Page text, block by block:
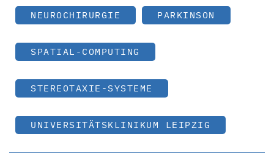
NEUROCHIRURGIE PARKINSON
SPATIAL-COMPUTING
STEREOTAXIE-SYSTEME
UNIVERSITÄTSKLINIKUM LEIPZIG